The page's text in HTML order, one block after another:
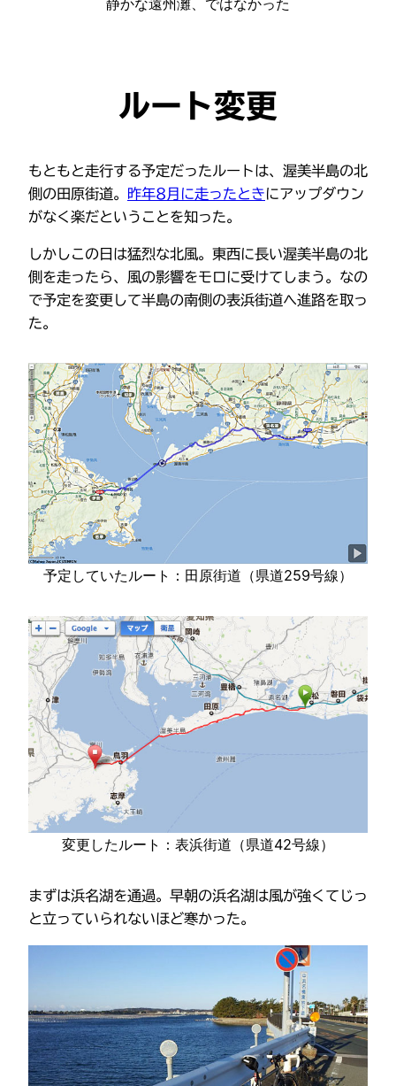
静かな遠州灘、ではなかった
ルート変更
もともと走行する予定だったルートは、渥美半島の北
側の田原街道。 昨年8月に走ったときにアップダウン
がなく楽だということを知った。
しかしこの日は猛烈な北風。東西に長い渥美半島の北
側を走ったら、風の影響をモロに受けてしまう。なの
で予定を変更して半島の南側の表浜街道へ進路を取っ
た。
予定していたルート：田原街道（県道259号線）
変更したルート：表浜街道（県道42号線）
まずは浜名湖を通過。早朝の浜名湖は風が強くてじっ
と立っていられないほど寒かった。